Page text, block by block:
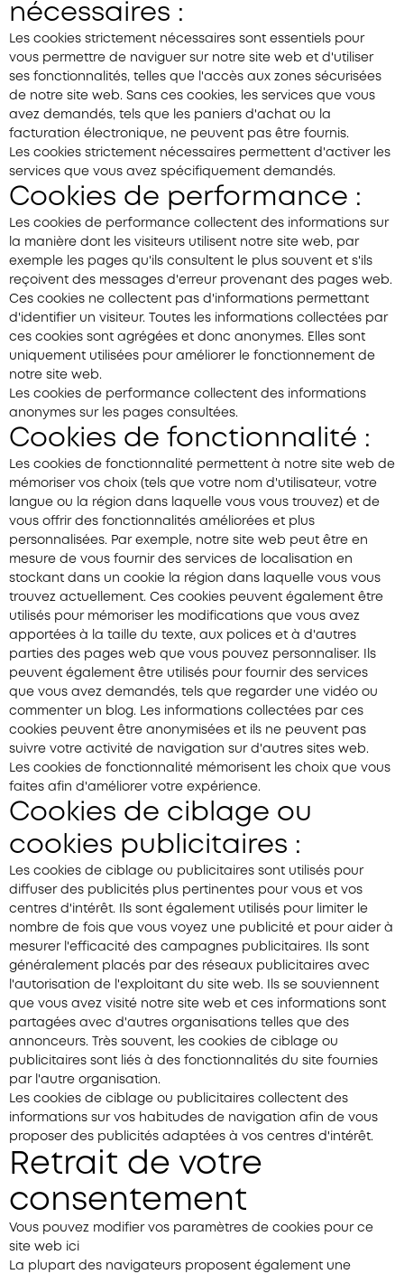
nécessaires :
Les cookies strictement nécessaires sont essentiels pour
vous permettre de naviguer sur notre site web et d'utiliser
ses fonctionnalités, telles que l'accès aux zones sécurisées
de notre site web. Sans ces cookies, les services que vous
avez demandés, tels que les paniers d'achat ou la
facturation électronique, ne peuvent pas être fournis.
Les cookies strictement nécessaires permettent d'activer les
services que vous avez spécifiquement demandés.
Cookies de performance :
Les cookies de performance collectent des informations sur
la manière dont les visiteurs utilisent notre site web, par
exemple les pages qu'ils consultent le plus souvent et s'ils
reçoivent des messages d'erreur provenant des pages web.
Ces cookies ne collectent pas d'informations permettant
d'identifier un visiteur. Toutes les informations collectées par
ces cookies sont agrégées et donc anonymes. Elles sont
uniquement utilisées pour améliorer le fonctionnement de
notre site web.
Les cookies de performance collectent des informations
anonymes sur les pages consultées.
Cookies de fonctionnalité :
Les cookies de fonctionnalité permettent à notre site web de
mémoriser vos choix (tels que votre nom d'utilisateur, votre
langue ou la région dans laquelle vous vous trouvez) et de
vous offrir des fonctionnalités améliorées et plus
personnalisées. Par exemple, notre site web peut être en
mesure de vous fournir des services de localisation en
stockant dans un cookie la région dans laquelle vous vous
trouvez actuellement. Ces cookies peuvent également être
utilisés pour mémoriser les modifications que vous avez
apportées à la taille du texte, aux polices et à d'autres
parties des pages web que vous pouvez personnaliser. Ils
peuvent également être utilisés pour fournir des services
que vous avez demandés, tels que regarder une vidéo ou
commenter un blog. Les informations collectées par ces
cookies peuvent être anonymisées et ils ne peuvent pas
suivre votre activité de navigation sur d'autres sites web.
Les cookies de fonctionnalité mémorisent les choix que vous
faites afin d'améliorer votre expérience.
Cookies de ciblage ou
cookies publicitaires :
Les cookies de ciblage ou publicitaires sont utilisés pour
diffuser des publicités plus pertinentes pour vous et vos
centres d'intérêt. Ils sont également utilisés pour limiter le
nombre de fois que vous voyez une publicité et pour aider à
mesurer l'efficacité des campagnes publicitaires. Ils sont
généralement placés par des réseaux publicitaires avec
l'autorisation de l'exploitant du site web. Ils se souviennent
que vous avez visité notre site web et ces informations sont
partagées avec d'autres organisations telles que des
annonceurs. Très souvent, les cookies de ciblage ou
publicitaires sont liés à des fonctionnalités du site fournies
par l'autre organisation.
Les cookies de ciblage ou publicitaires collectent des
informations sur vos habitudes de navigation afin de vous
proposer des publicités adaptées à vos centres d'intérêt.
Retrait de votre
consentement
Vous pouvez modifier vos paramètres de cookies pour ce
site web ici
La plupart des navigateurs proposent également une